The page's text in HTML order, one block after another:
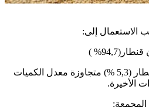
الاستعمال إلى:
( %94,7)
مليون قنطار (5,3 %) متجاوزة معدل الكميات
الأخيرة.
المجمعة: